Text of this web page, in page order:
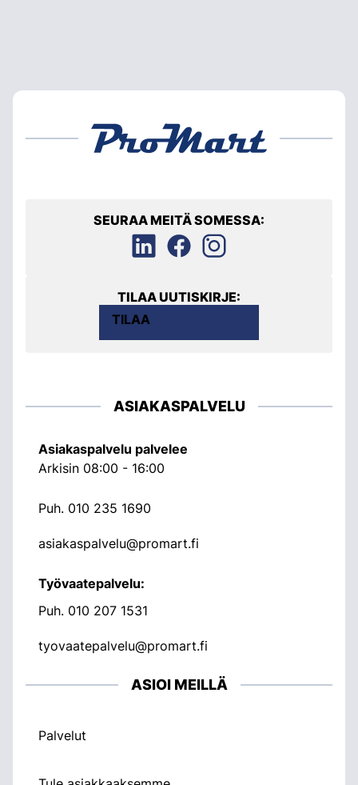
SEURAA MEITÄ SOMESSA:
TILAA UUTISKIRJE:
TILAA
ASIAKASPALVELU
Asiakaspalvelu palvelee
Arkisin 08:00 - 16:00
Puh. 010 235 1690
asiakaspalvelu@promart.fi
Työvaatepalvelu:
Puh. 010 207 1531
tyovaatepalvelu@promart.fi
ASIOI MEILLÄ
Palvelut